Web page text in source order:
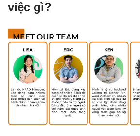
việc gì?